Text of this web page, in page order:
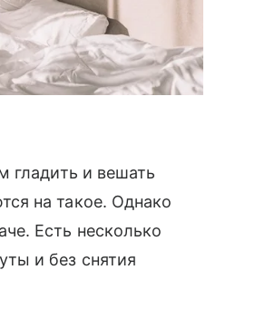
гладить и вешать
на такое. Однако
Есть несколько
и без снятия